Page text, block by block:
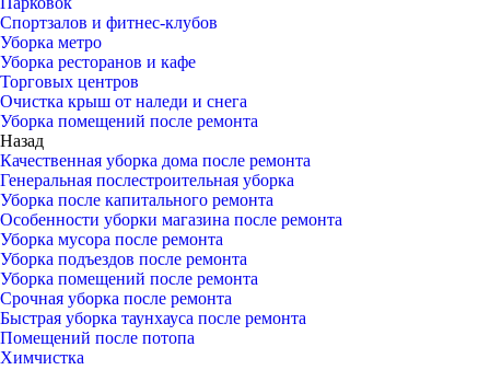
Спортзалов и фитнес-клубов
Уборка метро
Уборка ресторанов и кафе
Торговых центров
Очистка крыш от наледи и снега
Уборка помещений после ремонта
Назад
Качественная уборка дома после ремонта
Генеральная послестроительная уборка
Уборка после капитального ремонта
Особенности уборки магазина после ремонта
Уборка мусора после ремонта
Уборка подъездов после ремонта
Уборка помещений после ремонта
Срочная уборка после ремонта
Быстрая уборка таунхауса после ремонта
Помещений после потопа
Химчистка